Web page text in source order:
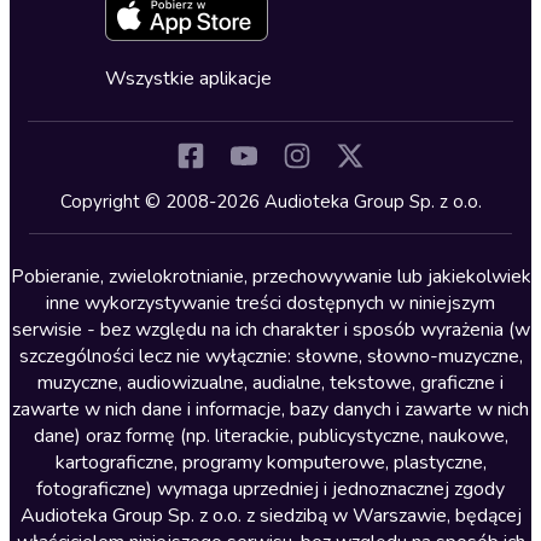
Kryminały
Lektury szkolne
Literatura anglojęzyczna
Literatura faktu
Literatura obyczajowa
Literatura piękna obca
Literatura piękna polska
Nagrania relaksacyjne
Nauka języków
Zapowiedzi
Cykle audiobooków
Wszystkie aplikacje
Copyright © 2008-2026 Audioteka Group Sp. z o.o.
Pobieranie, zwielokrotnianie, przechowywanie lub jakiekolwiek
inne wykorzystywanie treści dostępnych w niniejszym
serwisie - bez względu na ich charakter i sposób wyrażenia (w
szczególności lecz nie wyłącznie: słowne, słowno-muzyczne,
muzyczne, audiowizualne, audialne, tekstowe, graficzne i
zawarte w nich dane i informacje, bazy danych i zawarte w nich
dane) oraz formę (np. literackie, publicystyczne, naukowe,
kartograficzne, programy komputerowe, plastyczne,
fotograficzne) wymaga uprzedniej i jednoznacznej zgody
Audioteka Group Sp. z o.o. z siedzibą w Warszawie, będącej